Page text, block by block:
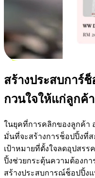
สร้างประสบการ์
กวนใจให้แก่ลูกค้า
ในยุคที่การคลิกของลูกค้า
มั่นที่จะสร้างการช็อปปิ้งที่ส
เป้าหมายที่ตั้งใจลดอุปสร
ปิ้งช่วยกระตุ้นความต้องก
สร้างประสบการณ์ช็อปปิ้ง